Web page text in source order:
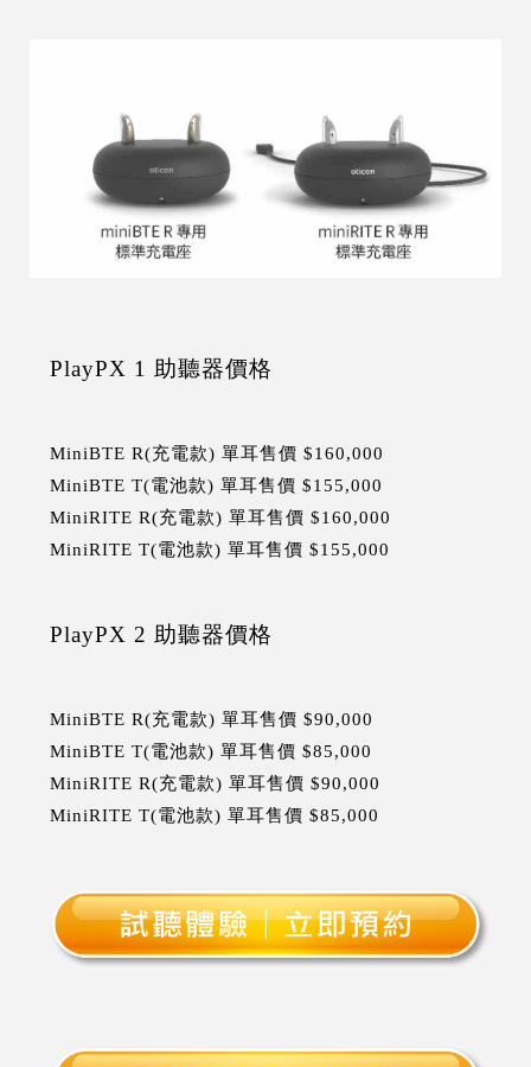
PlayPX 1 助聽器價格
MiniBTE R(充電款) 單耳售價 $160,000
MiniBTE T(電池款) 單耳售價 $155,000
MiniRITE R(充電款) 單耳售價 $160,000
MiniRITE T(電池款) 單耳售價 $155,000
PlayPX 2 助聽器價格
MiniBTE R(充電款) 單耳售價 $90,000
MiniBTE T(電池款) 單耳售價 $85,000
MiniRITE R(充電款) 單耳售價 $90,000
MiniRITE T(電池款) 單耳售價 $85,000